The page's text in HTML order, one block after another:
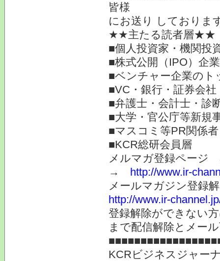
皆様
にお送り しておりま
★★主たる読者層★★
■個人投資家・機関投
■株式公開（IPO）企
■ベンチャー企業のト
■VC・銀行・証券会
■弁護士・会計士・診
■大学・官公庁等新規
■マスコミ等PR関係者
■KCR総研会員層
メルマガ登録ページ
→ http://www.ir-
メールマガジン登録
http://www.ir-
登録解除ができない
まで配信解除とメー
KCRビジネスジャー